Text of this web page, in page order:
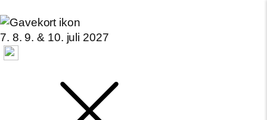
7. 8. 9. & 10. juli 2027